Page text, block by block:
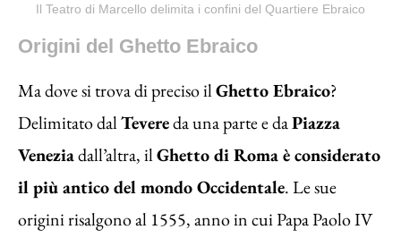
Il Teatro di Marcello delimita i confini del Quartiere Ebraico
Origini del Ghetto Ebraico
Ma dove si trova di preciso ilGhetto Ebraico?
Delimitato dalTevereda una parte e daPiazza
Veneziadall’altra, ilGhetto di Roma è considerato
il più antico del mondo Occidentale. Le sue
origini risalgono al 1555, anno in cui Papa Paolo IV